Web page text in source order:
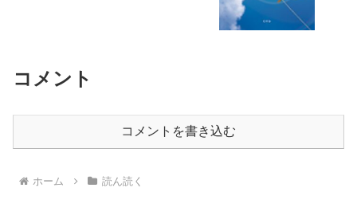
コメント
コメントを書き込む
ホーム 読ん読く